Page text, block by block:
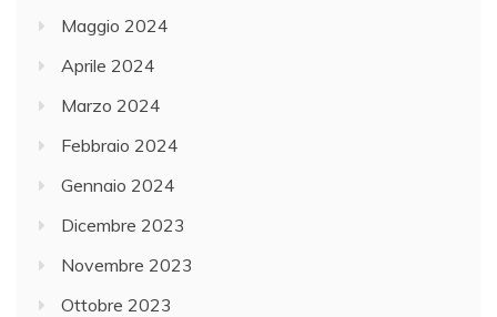
Maggio 2024
Aprile 2024
Marzo 2024
Febbraio 2024
Gennaio 2024
Dicembre 2023
Novembre 2023
Ottobre 2023